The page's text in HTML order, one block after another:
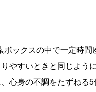
ックスの中で一定時間
やすいときと同じよう
心身の不調をたずねる